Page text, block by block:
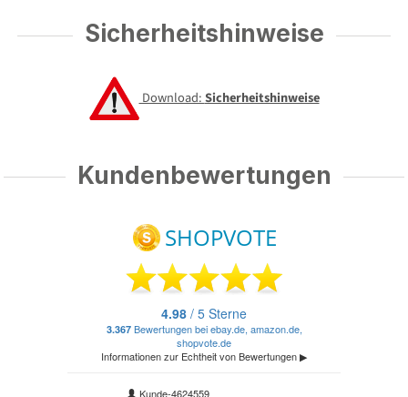
Sicherheitshinweise
Download:Sicherheitshinweise
Kundenbewertungen